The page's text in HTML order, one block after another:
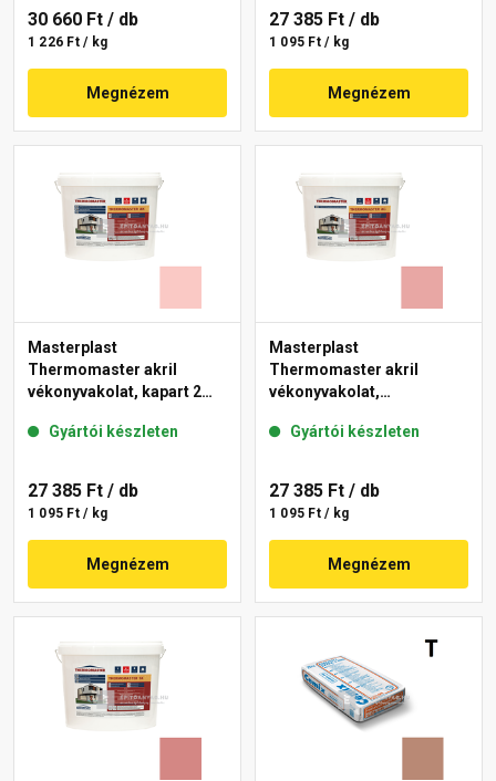
30 660 Ft / db
1 226 Ft / kg
Megnézem
27 385 Ft / db
1 095 Ft / kg
Megnézem
Masterplast
Thermomaster akril
vékonyvakolat, kapart 2
Gyártói készleten
27 385 Ft / db
1 095 Ft / kg
Megnézem
Masterplast
Thermomaster akril
vékonyvakolat,
21-E 25 kg
Gyártói készleten
27 385 Ft / db
1 095 Ft / kg
Megnézem